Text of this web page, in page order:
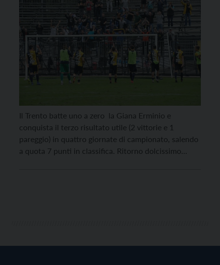
Il Trento batte uno a zero la Giana Erminio e
conquista il terzo risultato utile (2 vittorie e 1
pareggio) in quattro giornate di campionato, salendo
a quota 7 punti in classifica. Ritorno dolcissimo